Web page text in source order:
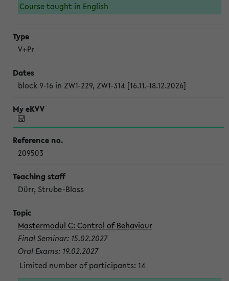
Course taught in English
V+Pr
block 9-16 in ZW1-229, ZW1-314 [16.11.-18.12.2026]
209503
Dürr, Strube-Bloss
Mastermodul C: Control of Behaviour
Final Seminar: 15.02.2027
Oral Exams: 19.02.2027
Limited number of participants: 14